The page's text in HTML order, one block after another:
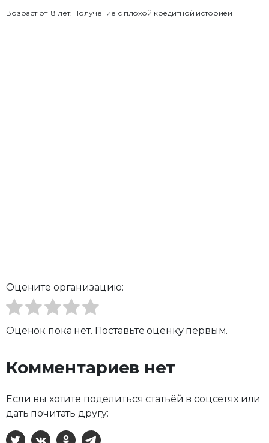
Возраст от 18 лет. Получение с плохой кредитной историей
Оцените организацию:
Оценок пока нет. Поставьте оценку первым.
Комментариев нет
Если вы хотите поделиться статьёй в соцсетях или
дать почитать другу:
X ВКонтактеОдноклассники
Telegram